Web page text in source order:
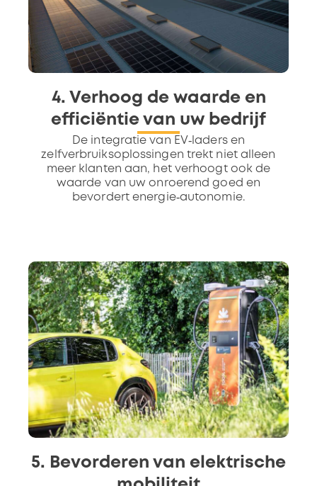
4. Verhoog de waarde en
efficiëntie van uw bedrijf
De integratie van EV‑laders en
zelfverbruiksoplossingen trekt niet alleen
meer klanten aan, het verhoogt ook de
waarde van uw onroerend goed en
bevordert energie‑autonomie.
5. Bevorderen van elektrische